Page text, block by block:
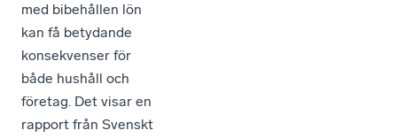
med bibehållen lön
kan få betydande
konsekvenser för
både hushåll och
företag. Det visar en
rapport från Svenskt